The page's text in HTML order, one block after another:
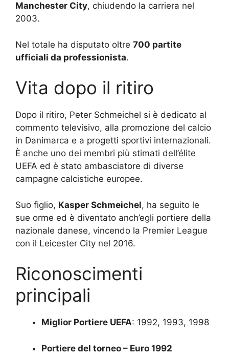
Manchester City, chiudendo la carriera nel
2003.
Nel totale ha disputato oltre 700 partite
ufficiali da professionista.
Vita dopo il ritiro
Dopo il ritiro, Peter Schmeichel si è dedicato al
commento televisivo, alla promozione del calcio
in Danimarca e a progetti sportivi internazionali.
È anche uno dei membri più stimati dell’élite
UEFA ed è stato ambasciatore di diverse
campagne calcistiche europee.
Suo figlio, Kasper Schmeichel, ha seguito le
sue orme ed è diventato anch’egli portiere della
nazionale danese, vincendo la Premier League
con il Leicester City nel 2016.
Riconoscimenti
principali
Miglior Portiere UEFA: 1992, 1993, 1998
Portiere del torneo – Euro 1992